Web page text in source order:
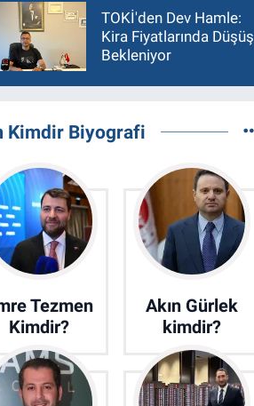
Yatırdı
TOKİ'den Dev Hamle:
Kira Fiyatlarında Düşüş
Bekleniyor
Kimdir Biyografi
Tezmen
Kimdir?
Akın Gürlek
kimdir?